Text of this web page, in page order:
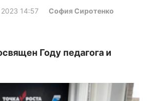
14:57
София Сиротенко
Году педагога и